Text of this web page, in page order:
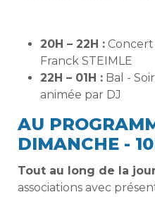
20H – 22H :
Franck STEIMLE
22H – 01H : Bal -
animée par DJ
AU
DIMANCHE -
Tout au long de la
associations avec